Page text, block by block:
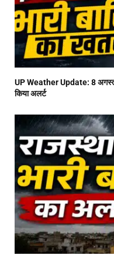
UP Weather Update: 8 अगस्त
किया अलर्ट